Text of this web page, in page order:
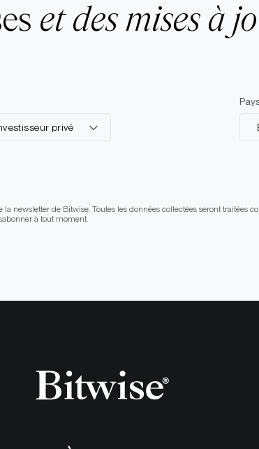
et des mises à
privé
newsletter de Bitwise. Toutes les données collectées seront traitées
à tout moment.